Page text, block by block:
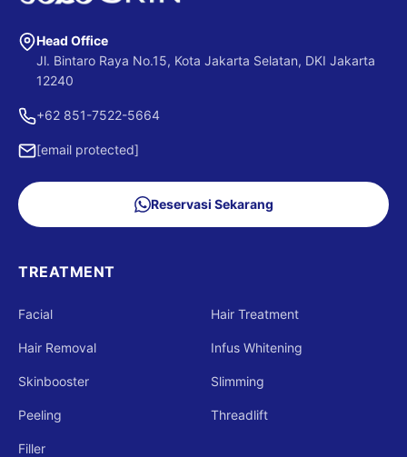
Head Office
Jl. Bintaro Raya No.15, Kota Jakarta Selatan, DKI Jakarta
12240
+62 851-7522-5664
[email protected]
Reservasi Sekarang
TREATMENT
Facial Hair Treatment
Hair Removal Infus Whitening
Skinbooster Slimming
Peeling Threadlift
Filler